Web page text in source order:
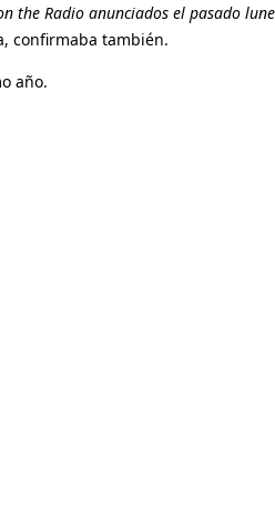
the Radio anunciados el pasado
confirmaba también.
año.